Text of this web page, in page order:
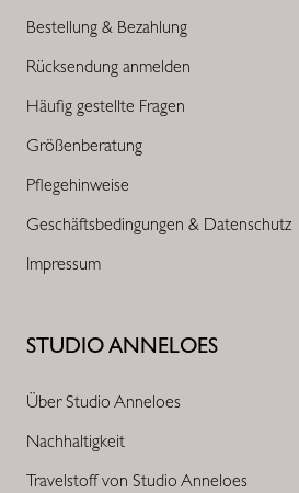
STUDIO ANNELOES
Über Studio Anneloes
Nachhaltigkeit
Travelstoff von Studio Anneloes
Bestellung & Bezahlung
Rücksendung anmelden
Häufig gestellte Fragen
Größenberatung
Pflegehinweise
Geschäftsbedingungen & Datenschutz
Impressum